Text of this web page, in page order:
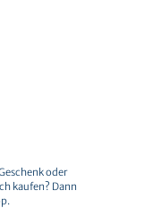
oder
kaufen? Dann